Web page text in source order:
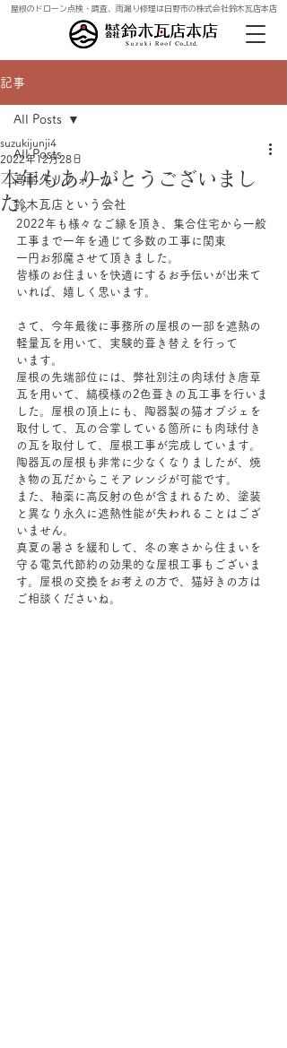
屋根のドローン点検・調査、雨漏り修理は日野市の株式会社鈴木瓦店本店
記事
All Posts
高耐久リフォーム
鈴木瓦店という会社
All Posts
本年もありがとうございまし
た。
suzukijunji4
2022年12月28日
2022年も様々なご縁を頂き、集合住宅から一般
工事まで一年を通じて多数の工事に関東
一円お邪魔させて頂きました。
皆様のお住まいを快適にするお手伝いが出来て
いれば、嬉しく思います。
さて、今年最後に事務所の屋根の一部を遮熱の
軽量瓦を用いて、実験的葺き替えを行って
います。
屋根の先端部位には、弊社別注の肉球付き唐草
瓦を用いて、縞模様の2色葺きの瓦工事を行いま
した。屋根の頂上にも、陶器製の猫オブジェを
取付して、瓦の合掌している箇所にも肉球付き
の瓦を取付して、屋根工事が完成しています。
陶器瓦の屋根も非常に少なくなりましたが、焼
き物の瓦だからこそアレンジが可能です。
また、釉薬に高反射の色が含まれるため、塗装
と異なり永久に遮熱性能が失われることはござ
いません。
真夏の暑さを緩和して、冬の寒さから住まいを
守る電気代節約の効果的な屋根工事もございま
す。屋根の交換をお考えの方で、猫好きの方は
ご相談くださいね。